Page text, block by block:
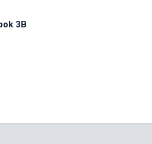
3B